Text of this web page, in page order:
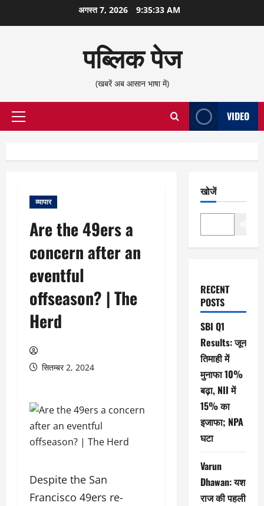
सामग्री
अगस्त 7, 2026 9:35:33 AM
पब्लिक पेज
(खबरें अब आसान भाषा में)
प्राथमिक
VIDEO
व्यापार
Are the 49ers a
concern after an
eventful
offseason? | The
Herd
सितम्बर 2, 2024
Despite the San
Francisco 49ers re-
खोजें
RECENT
POSTS
SBI Q1
Results: जून
तिमाही में
मुनाफा 10%
बढ़ा, NII में
15% का
इजाफा; NPA
घटा
Varun
Dhawan: यश
राज की पहली